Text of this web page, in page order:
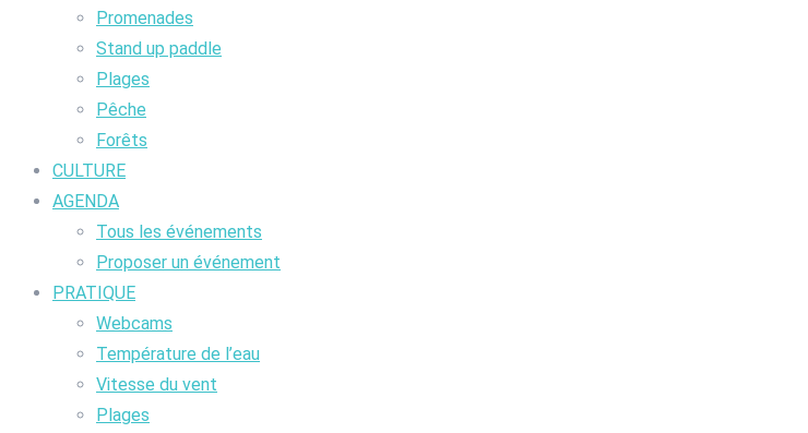
Promenades
Stand up paddle
Plages
Pêche
Forêts
CULTURE
AGENDA
Tous les événements
Proposer un événement
PRATIQUE
Webcams
Température de l’eau
Vitesse du vent
Plages